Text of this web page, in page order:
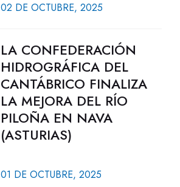
02 DE OCTUBRE, 2025
LA CONFEDERACIÓN
HIDROGRÁFICA DEL
CANTÁBRICO FINALIZA
LA MEJORA DEL RÍO
PILOÑA EN NAVA
(ASTURIAS)
01 DE OCTUBRE, 2025